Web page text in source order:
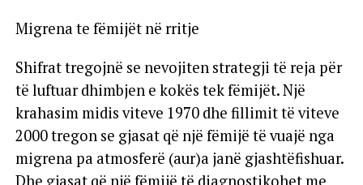
Migrena te fëmijët në rritje
Shifrat tregojnë se nevojiten strategji të reja për
të luftuar dhimbjen e kokës tek fëmijët. Një
krahasim midis viteve 1970 dhe fillimit të viteve
2000 tregon se gjasat që një fëmijë të vuajë nga
migrena pa atmosferë (aur)a janë gjashtëfishuar.
Dhe gjasat që një fëmijë të diagnostikohet me